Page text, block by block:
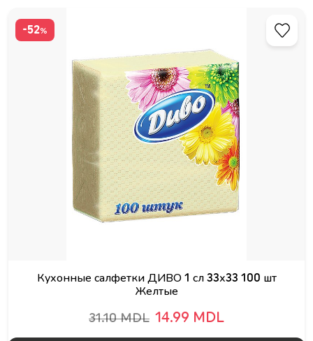
-52%
Кухонные салфетки ДИВО 1 сл 33х33 100 шт
Желтые
31.10 MDL 14.99 MDL